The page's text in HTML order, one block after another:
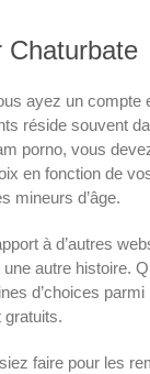
Chaturbate
ayez un
réside souvent
porno, vous
en fonction de
mineurs d’âge.
à d’autres
autre histoire.
d’choices
gratuits.
faire pour les